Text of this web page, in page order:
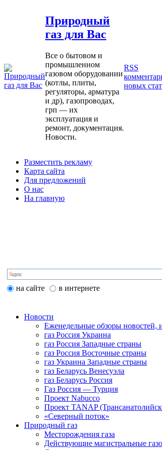
Природный
газ для Вас
Все о бытовом и
промышленном
газовом оборудовании
(котлы, плиты,
регуляторы, арматура
и др), газопроводах,
грп — их
эксплуатация и
ремонт, документация.
Новости.
RSS
новых
Разместить рекламу
Карта сайта
Для предложений
О нас
На главную
на сайте в интернете
Новости
Еженедельные обзоры новостей,
газ Россия Украина
газ Россия Западные страны
газ Россия Восточные страны
газ Украина Западные страны
газ Беларусь Венесуэла
газ Беларусь Россия
Газ Россия — Турция
Проект Nabucco
Проект TANAP
«Северный поток»
Природный газ
Месторождения газа
Действующие магистральные